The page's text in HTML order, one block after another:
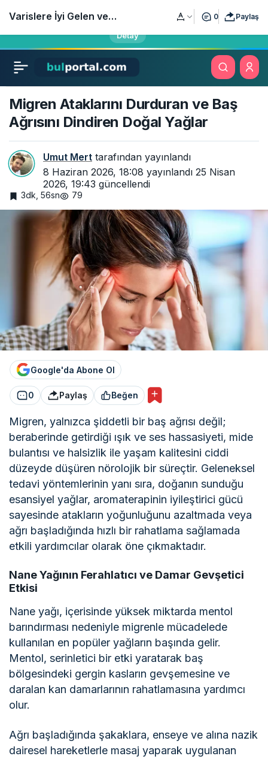
Öğrencilerin, sınavlara hazırlananların ve öğretmenlerin yeni
eğitim adresi bulportal.com yayında!
Detay
Migren Ataklarını Durduran ve Baş
Ağrısını Dindiren Doğal Yağlar
Umut Mert tarafından yayınlandı
8 Haziran 2026, 18:08 yayınlandı 25 Nisan
2026, 19:43 güncellendi
3dk, 56sn 79
Google'da Abone Ol
0 Paylaş Beğen
Migren, yalnızca şiddetli bir baş ağrısı değil;
beraberinde getirdiği ışık ve ses hassasiyeti, mide
bulantısı ve halsizlik ile yaşam kalitesini ciddi
düzeyde düşüren nörolojik bir süreçtir. Geleneksel
tedavi yöntemlerinin yanı sıra, doğanın sunduğu
esansiyel yağlar, aromaterapinin iyileştirici gücü
sayesinde atakların yoğunluğunu azaltmada veya
ağrı başladığında hızlı bir rahatlama sağlamada
etkili yardımcılar olarak öne çıkmaktadır.
Nane Yağının Ferahlatıcı ve Damar Gevşetici
Etkisi
Nane yağı, içerisinde yüksek miktarda mentol
barındırması nedeniyle migrenle mücadelede
kullanılan en popüler yağların başında gelir.
Mentol, serinletici bir etki yaratarak baş
bölgesindeki gergin kasların gevşemesine ve
daralan kan damarlarının rahatlamasına yardımcı
olur.
Ağrı başladığında şakaklara, enseye ve alına nazik
dairesel hareketlerle masaj yaparak uygulanan
Varislere İyi Gelen ve
Bacak Ağrılarını Azaltan
0 Paylaş